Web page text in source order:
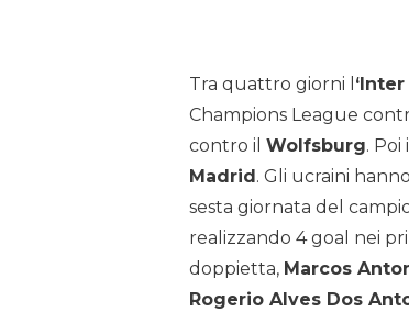
Tra quattro giorni l ‘Inter
Champions League
contro il Wolfsburg.
Madrid . Gli ucraini
sesta giornata del
realizzando 4 goal nei
doppietta, Marcos
Rogerio Alves Dos